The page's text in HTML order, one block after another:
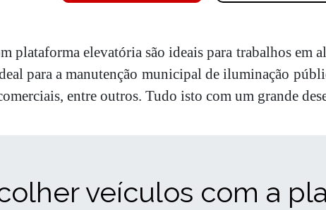
plataforma elevatória são ideais para trabalhos em
para a manutenção municipal de iluminação
entre outros. Tudo isto com um grande
veículos com a